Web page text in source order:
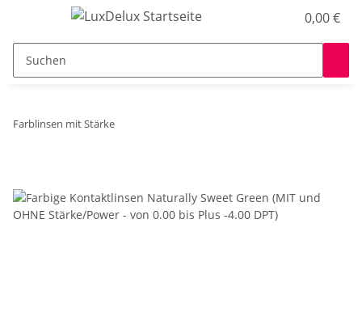
0,00 €
Farblinsen mit Stärke